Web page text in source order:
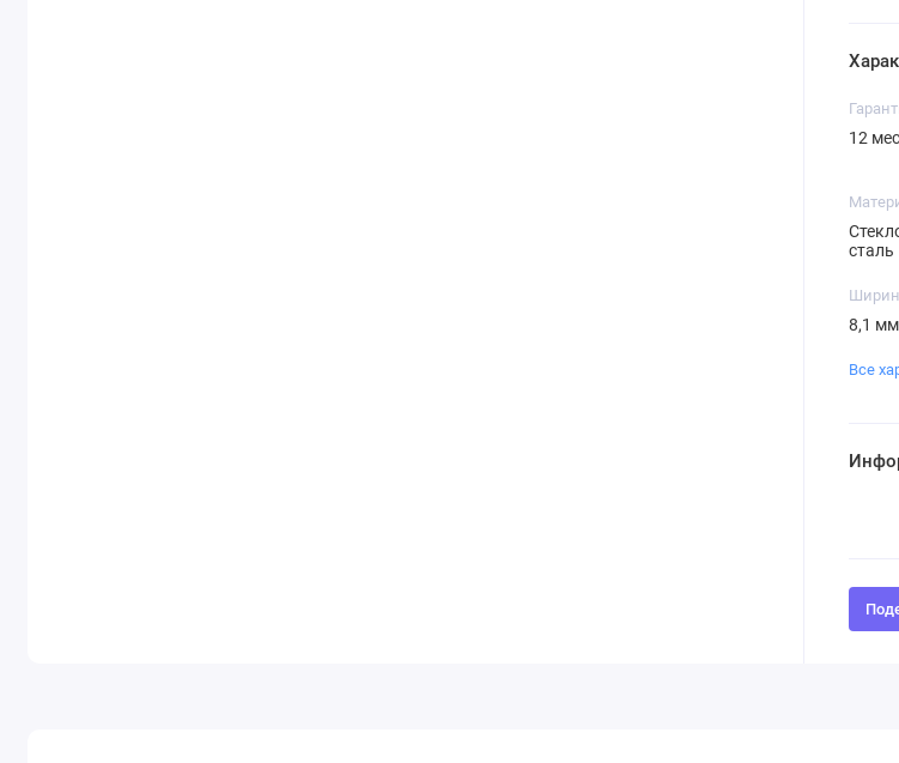
12
сталь
8,1 мм
Все